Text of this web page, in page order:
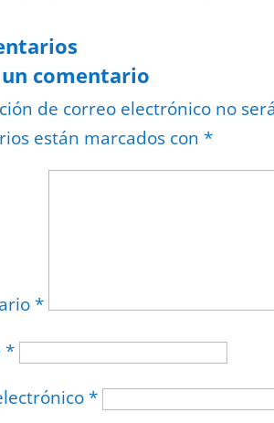
comentario
de correo electrónico no
están marcados con *
*
*
*